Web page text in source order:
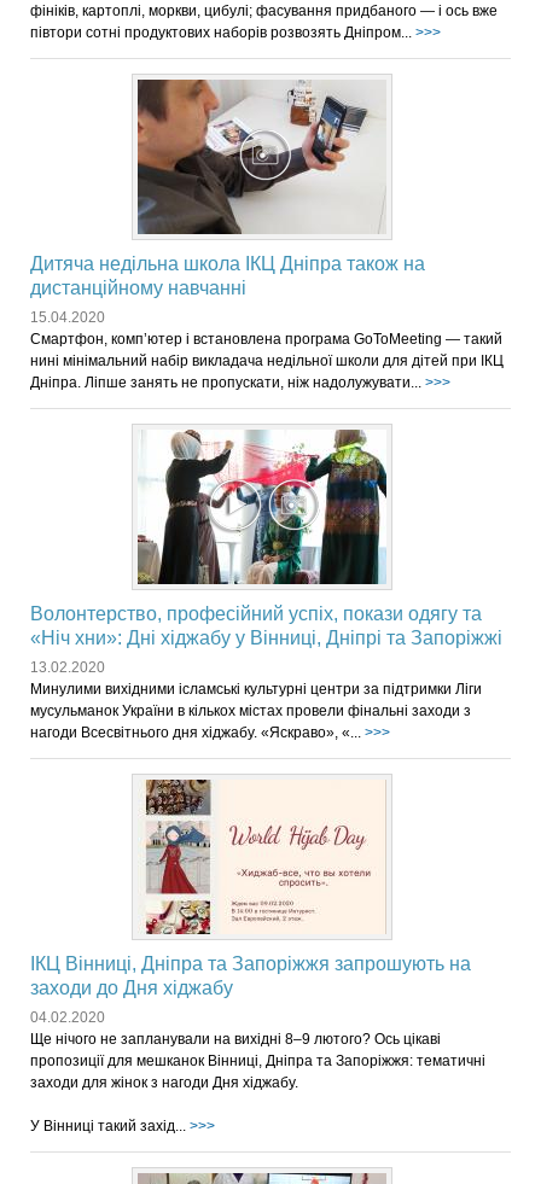
фініків, картоплі, моркви, цибулі; фасування придбаного — і ось вже
півтори сотні продуктових наборів розвозять Дніпром... >>>
Дитяча недільна школа ІКЦ Дніпра також на
дистанційному навчанні
15.04.2020
Смартфон, комп’ютер і встановлена програма GoToMeeting — такий
нині мінімальний набір викладача недільної школи для дітей при ІКЦ
Дніпра. Ліпше занять не пропускати, ніж надолужувати... >>>
Волонтерство, професійний успіх, покази одягу та
«Ніч хни»: Дні хіджабу у Вінниці, Дніпрі та Запоріжжі
13.02.2020
Минулими вихідними ісламські культурні центри за підтримки Ліги
мусульманок України в кількох містах провели фінальні заходи з
нагоди Всесвітнього дня хіджабу. «Яскраво», «... >>>
ІКЦ Вінниці, Дніпра та Запоріжжя запрошують на
заходи до Дня хіджабу
04.02.2020
Ще нічого не запланували на вихідні 8–9 лютого? Ось цікаві
пропозиції для мешканок Вінниці, Дніпра та Запоріжжя: тематичні
заходи для жінок з нагоди Дня хіджабу.
У Вінниці такий захід... >>>